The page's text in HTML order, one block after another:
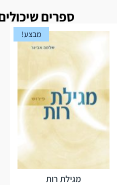
ספרים
מבצע!
מגילת רות